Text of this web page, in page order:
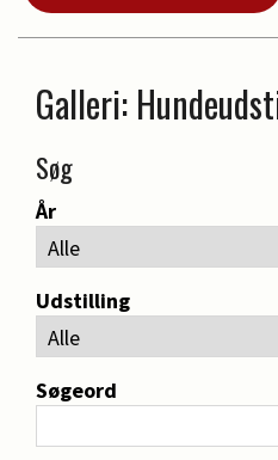
Galleri:
Søg
År
Udstilling
Søgeord